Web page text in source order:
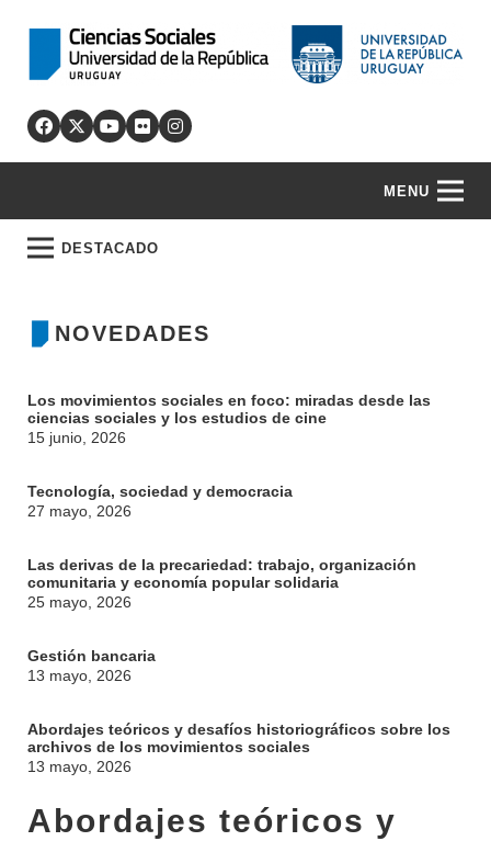
MENU
DESTACADO
NOVEDADES
Los movimientos sociales en foco: miradas desde las
ciencias sociales y los estudios de cine
15 junio, 2026
Tecnología, sociedad y democracia
27 mayo, 2026
Las derivas de la precariedad: trabajo, organización
comunitaria y economía popular solidaria
25 mayo, 2026
Gestión bancaria
13 mayo, 2026
Abordajes teóricos y desafíos historiográficos sobre los
archivos de los movimientos sociales
13 mayo, 2026
Abordajes teóricos y